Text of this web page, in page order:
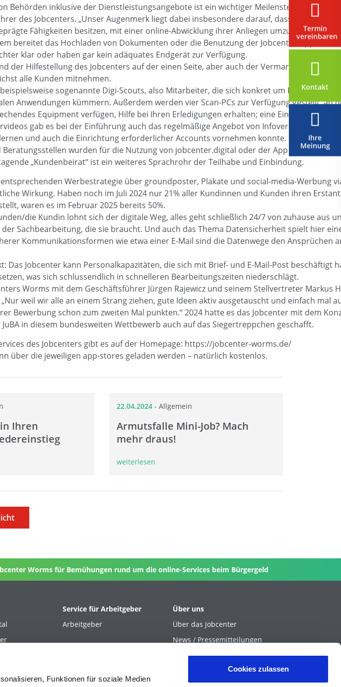
Funktionen für soziale Medien
Cookies zulassen
Termin
vereinbaren
Kontakt
Ihre
Meinung
Behörden inklusive der Dienstleistungsangebote ist ein wichtiger Meilenstein des E-
des Jobcenters. „Unser Augenmerk liegt dabei insbesondere darauf, dass die von
Fähigkeiten besitzen, mit einer online-Abwicklung ihrer Anliegen umzugehen.“
bereitet das Hochladen von Dokumenten oder die Benutzung der Jobcenter-App keine
klar oder haben gar kein adäquates Endgerät zur Verfügung.
der Hilfestellung des Jobcenters auf der einen Seite, aber auch der Vermarktung der
alle Kunden mitnehmen.
sogenannte Digi-Scouts, also Mitarbeiter, die sich konkret um Fragen zur
Anwendungen kümmern. Außerdem werden vier Scan-PCs zur Verfügung gestellt, an
Equipment verfügen, Hilfe bei Ihren Erledigungen erhalten; eine Einstellung in
gab es bei der Einführung auch das regelmäßige Angebot von
und auch die Einrichtung erforderlicher Accounts vornehmen konnte. Nicht nur die
wurden für die Nutzung von jobcenter.digital oder der App geschult.
„Kundenbeirat“ ist ein weiteres Sprachrohr der Teilhabe und Einbindung.
Werbestrategie über groundposter, Plakate und social-media-Werbung
Wirkung. Haben noch im Juli 2024 nur 21% aller Kundinnen und Kunden ihren
waren es im Februar 2025 bereits 50%.
die Kundin lohnt sich der digitale Weg, alles geht schließlich 24/7 von zuhause aus
Sachbearbeitung, die sie braucht. Und auch das Thema Datensicherheit spielt hier
Kommunikationsformen wie etwa einer E-Mail sind die Datenwege den Ansprüchen
Das Jobcenter kann Personalkapazitäten, die sich mit Brief- und E-Mail-Post beschäftigt
was sich schlussendlich in schnelleren Bearbeitungszeiten niederschlägt.
Worms mit dem Geschäftsführer Jürgen Rajewicz und seinem Stellvertreter Markus
weil wir alle an einem Strang ziehen, gute Ideen aktiv ausgetauscht und einfach mal
Bewerbung schon zum zweiten Mal punkten.“ 2024 hatte es das Jobcenter mit dem
in diesem bundesweiten Wettbewerb auch auf das Siegertreppchen geschafft.
des Jobcenters gibt es auf der Homepage: https://jobcenter-worms.de/
über die jeweiligen app-stores geladen werden – natürlich kostenlos.
in Ihren
22.04.2024 - Allgemein
Armutsfalle Mini-Job? Mach
mehr draus!
weiterlesen
Worms für Bemühungen rund um die online-Services beim Bürgergeld
Service für Arbeitgeber
Arbeitgeber
Über uns
Über das Jobcenter
News / Pressemitteilungen
Karriere beim Jobcenter